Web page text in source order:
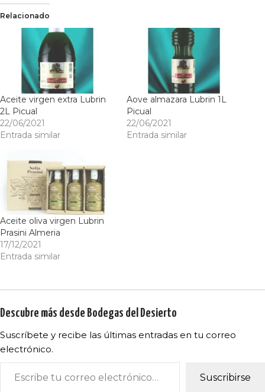
Relacionado
Aceite virgen extra Lubrin
2L Picual
22/06/2021
Entrada similar
Aove almazara Lubrin 1L
Picual
22/06/2021
Entrada similar
Aceite oliva virgen Lubrin
Prasini Almeria
17/12/2021
Entrada similar
Descubre más desde Bodegas del Desierto
Suscríbete y recibe las últimas entradas en tu correo
electrónico.
Suscribirse